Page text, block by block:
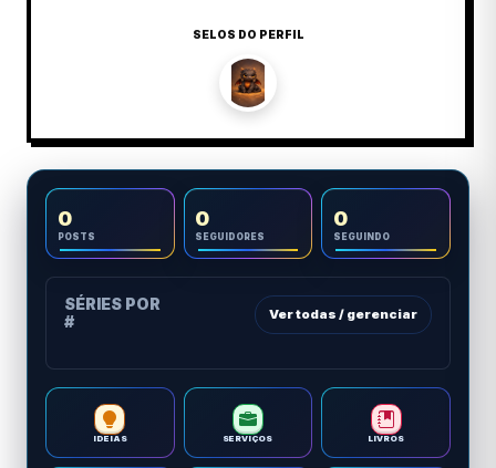
SELOS DO PERFIL
0
POSTS
0
SEGUIDORES
0
SEGUINDO
SÉRIES POR
#
Ver todas / gerenciar
IDEIAS SERVIÇOS LIVROS